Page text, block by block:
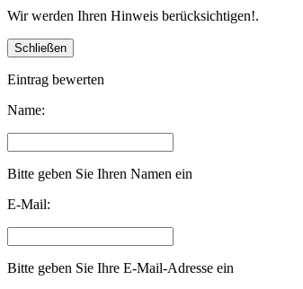
Wir werden Ihren Hinweis berücksichtigen!.
Eintrag bewerten
Name:
Bitte geben Sie Ihren Namen ein
E-Mail:
Bitte geben Sie Ihre E-Mail-Adresse ein